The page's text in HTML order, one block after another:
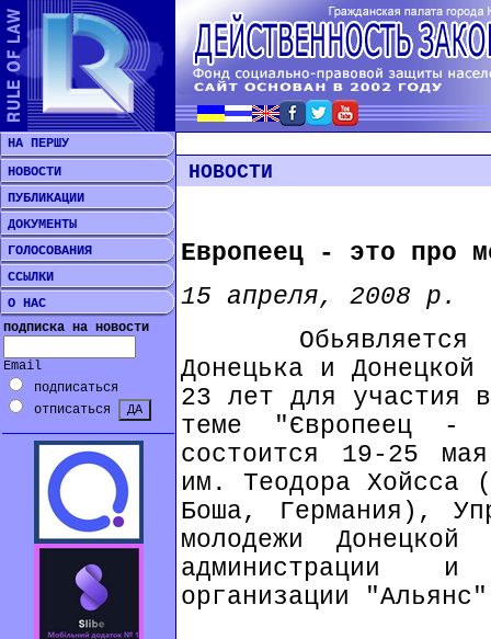
НА ПЕРШУ
НОВОСТИ
ПУБЛИКАЦИИ
ДОКУМЕНТЫ
ГОЛОСОВАНИЯ
ССЫЛКИ
О НАС
подписка на новости
Email
подписаться
отписаться
НОВОСТИ
Европеец - это про
15 апреля, 2008 р.
Обьявляется
Донецька и
23 лет для участия
теме "Європеец -
состоится 19-25
им. Теодора Хойсса
Боша, Германия),
молодежи Донецкой
администрации и
организации